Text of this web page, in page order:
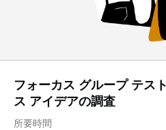
フォーカス グループ テス
ス アイデアの調査
所要時間